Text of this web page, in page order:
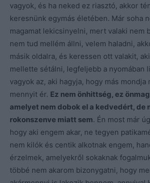
vagyok, és ha neked ez riasztó, akkor
keresnünk egymás életében. Már soha
magamat lekicsinyelni, mert valaki nem
nem tud mellém állni, velem haladni,
másik oldalra, és keressen ott valakit,
mellette sétálni, legfeljebb a nyomában
vagyok az, aki hagyja, hogy más mondja
mennyit ér. Ez nem önhittség, ez
amelyet nem dobok el a kedvedért, de
rokonszenve miatt sem. Én most már
hogy aki engem akar, ne tegyen
nem kilók és centik alkotnak engem,
érzelmek, amelyekről sokaknak
többé nem akarom bizonygatni, hogy